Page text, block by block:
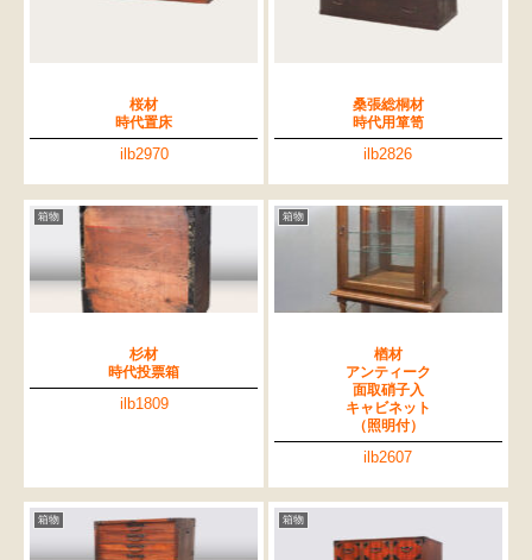
桜材
時代置床
ilb2970
桑張総桐材
時代用箪笥
ilb2826
箱物
杉材
時代投票箱
ilb1809
箱物
楢材
アンティーク
面取硝子入
キャビネット
（照明付）
ilb2607
箱物 箱物